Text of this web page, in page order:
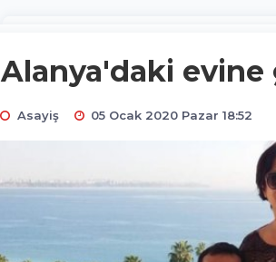
Alanya'daki evine
Asayiş 05 Ocak 2020 Pazar 18:52